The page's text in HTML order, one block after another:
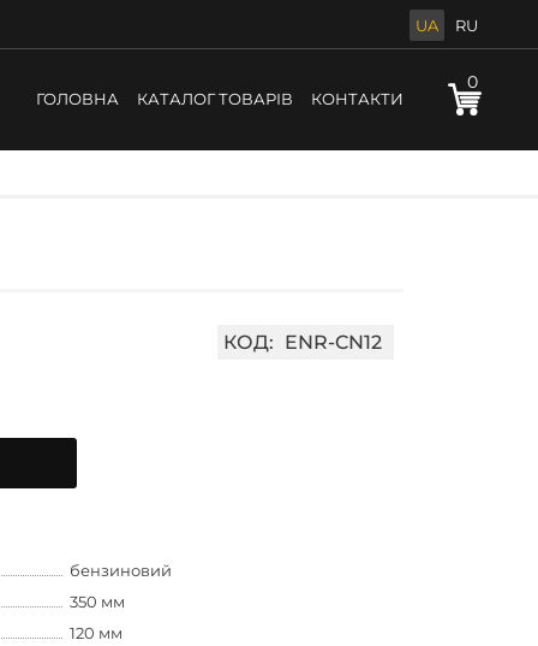
UA RU
ГОЛОВНА КАТАЛОГ ТОВАРІВ КОНТАКТИ
0
КОД: ENR-CN12
бензиновий
350 мм
120 мм